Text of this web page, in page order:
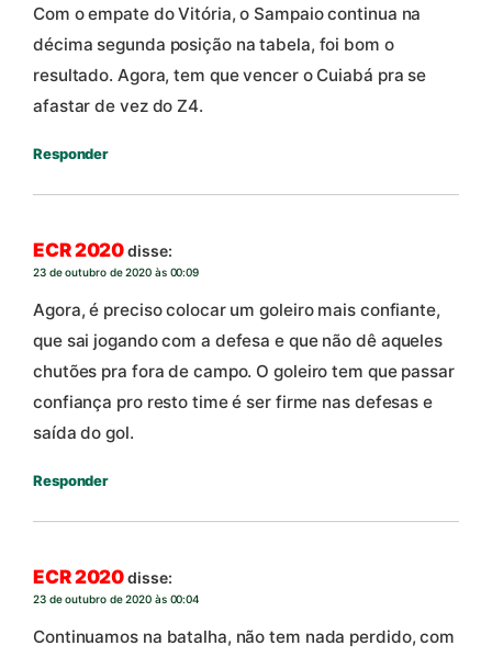
Com o empate do Vitória, o Sampaio continua na
décima segunda posição na tabela, foi bom o
resultado. Agora, tem que vencer o Cuiabá pra se
afastar de vez do Z4.
Responder
ECR 2020disse:
23 de outubro de 2020 às 00:09
Agora, é preciso colocar um goleiro mais confiante,
que sai jogando com a defesa e que não dê aqueles
chutões pra fora de campo. O goleiro tem que passar
confiança pro resto time é ser firme nas defesas e
saída do gol.
Responder
ECR 2020disse:
23 de outubro de 2020 às 00:04
Continuamos na batalha, não tem nada perdido, com